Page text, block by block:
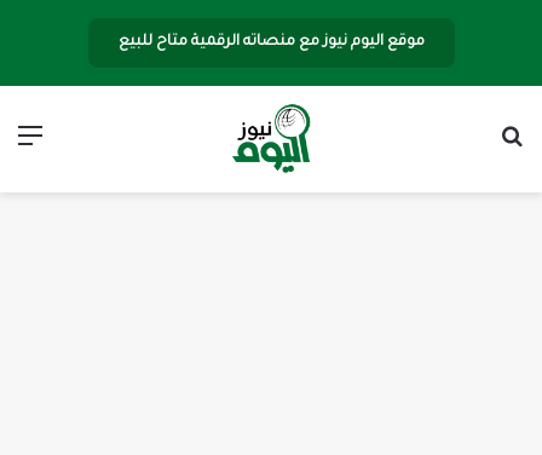
موقع اليوم نيوز مع منصاته الرقمية متاح للبيع